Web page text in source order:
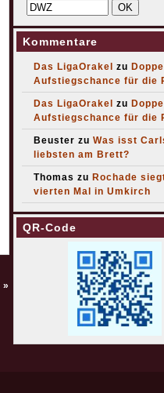
»
Kommentare
Das LigaOrakel zu
Aufstiegschance für die
Das LigaOrakel zu
Aufstiegschance für die
Beuster zu Was isst
liebsten am Brett?
Thomas zu Rochade
vierten Mal in Umkirch
QR-Code